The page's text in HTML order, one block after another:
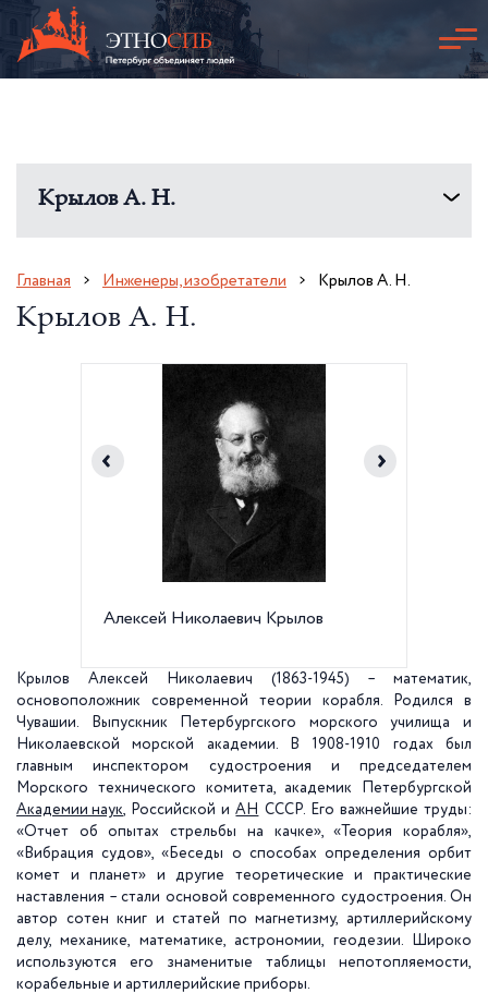
Крылов А. Н.
Главная Инженеры, изобретатели Крылов А. Н.
Крылов А. Н.
Алексей Николаевич Крылов
Крылов Алексей Николаевич
(1863-1945) – математик,
основоположник современной теории корабля. Родился в
Чувашии. Выпускник Петербургского морского училища и
Николаевской морской академии. В 1908-1910 годах был
главным инспектором судостроения и председателем
Морского технического комитета, академик Петербургской
Академии наук, Российской иАН СССР. Его важнейшие труды:
«Отчет об опытах стрельбы на качке», «Теория корабля»,
«Вибрация судов», «Беседы о способах определения орбит
комет и планет» и другие теоретические и практические
наставления – стали основой современного судостроения. Он
автор сотен книг и статей по магнетизму, артиллерийскому
делу, механике, математике, астрономии, геодезии. Широко
используются его знаменитые таблицы непотопляемости,
корабельные и артиллерийские приборы.